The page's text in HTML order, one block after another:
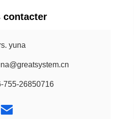
contacter
yuna
755-26850716